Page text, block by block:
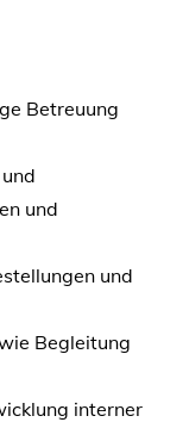
Betreuung
und
und
Begleitung
interner